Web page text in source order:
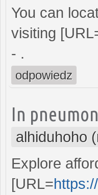
You can
visiting
- .
odpowiedz
In
alhiduhoho
Explore
[URL=